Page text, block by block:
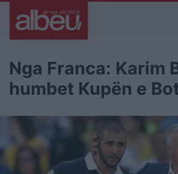
Nga Franca: Karim
humbet Kupën e